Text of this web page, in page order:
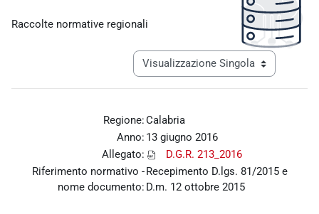
Raccolte normative regionali
Navigazione terziaria modalità
Regione:Calabria
Anno: 13 giugno 2016
Allegato:
D.G.R. 213_2016
Riferimento normativo -
nome documento:
Recepimento D.lgs. 81/2015 e
D.m. 12 ottobre 2015